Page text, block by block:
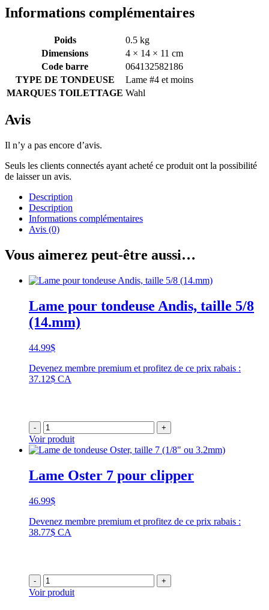
Informations complémentaires
Poids
0.5 kg
Dimensions
4 × 14 × 11 cm
Code barre
064132582186
TYPE DE TONDEUSE
Lame #4 et moins
MARQUES TOILETTAGE Wahl
Avis
Il n’y a pas encore d’avis.
Seuls les clients connectés ayant acheté ce produit ont la possibilité
de laisser un avis.
Description
Description
Informations complémentaires
Avis (0)
Vous aimerez peut-être aussi…
Lame pour tondeuse Andis, taille 5/8
(14.mm)
44.99$
Devenez membre premium et profitez de ce prix rabais :
37.12$ CA
- +
Voir produit
Lame Oster 7 pour clipper
46.99$
Devenez membre premium et profitez de ce prix rabais :
38.77$ CA
- +
Voir produit